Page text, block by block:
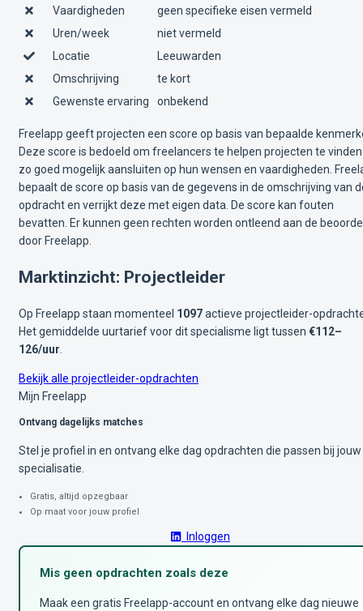
Vaardigheden
geen specifieke eisen vermeld
Uren/week
niet vermeld
Locatie
Leeuwarden
Omschrijving
te kort
Gewenste ervaring
onbekend
Freelapp geeft projecten een score op basis van bepaalde
Deze score is bedoeld om freelancers te helpen projecten te
zo goed mogelijk aansluiten op hun wensen en vaardigheden.
bepaalt de score op basis van de gegevens in de omschrijving van
opdracht en verrijkt deze met eigen data. De score kan fouten
bevatten. Er kunnen geen rechten worden ontleend aan de
door Freelapp.
Marktinzicht: Projectleider
Op Freelapp staan momenteel 1097actieve projectleider-
Het gemiddelde uurtarief voor dit specialisme ligt tussen €112–
126/uur
Bekijk alle projectleider-opdrachten
Mijn Freelapp
Ontvang dagelijks matches
Stel je profiel in en ontvang elke dag opdrachten die passen bij jouw
specialisatie.
Gratis, altijd opzegbaar
Op maat voor jouw profiel
Inloggen
Mis geen opdrachten zoals deze
Maak een gratis Freelapp-account en ontvang elke dag nieuwe